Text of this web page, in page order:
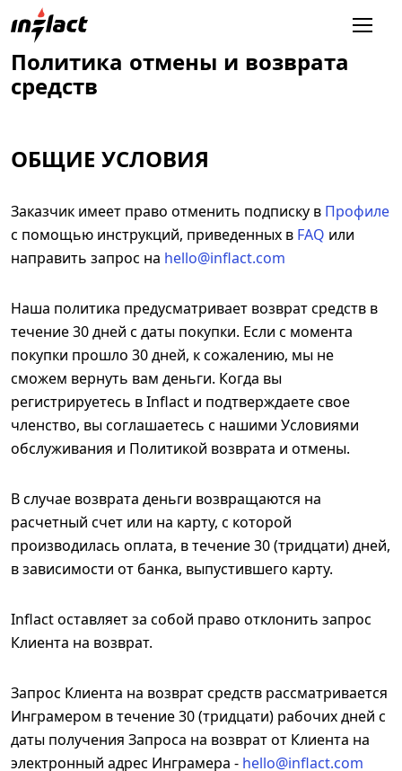
Политика отмены и возврата
средств
ОБЩИЕ УСЛОВИЯ
Заказчик имеет право отменить подписку в Профиле
с помощью инструкций, приведенных в FAQ или
направить запрос на hello@inflact.com
Наша политика предусматривает возврат средств в
течение 30 дней с даты покупки. Если с момента
покупки прошло 30 дней, к сожалению, мы не
сможем вернуть вам деньги. Когда вы
регистрируетесь в Inflact и подтверждаете свое
членство, вы соглашаетесь с нашими Условиями
обслуживания и Политикой возврата и отмены.
В случае возврата деньги возвращаются на
расчетный счет или на карту, с которой
производилась оплата, в течение 30 (тридцати) дней,
в зависимости от банка, выпустившего карту.
Inflact оставляет за собой право отклонить запрос
Клиента на возврат.
Запрос Клиента на возврат средств рассматривается
Инграмером в течение 30 (тридцати) рабочих дней с
даты получения Запроса на возврат от Клиента на
электронный адрес Инграмера - hello@inflact.com